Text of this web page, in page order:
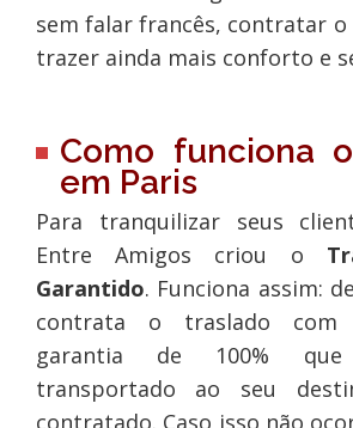
sem falar francês, contratar
trazer ainda mais conforto e
Como funciona
em Paris
Para tranquilizar seus
Entre Amigos criou o
Garantido. Funciona assim:
contrata o traslado com
garantia de 100%
transportado ao seu
contratado. Caso isso não